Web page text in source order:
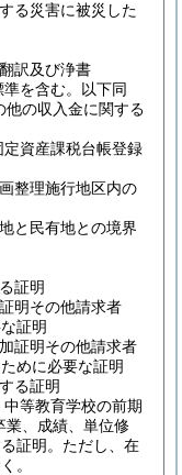
る災害に被災した
訳及び浄書
を含む。以下同
他の収入金に関する
定資産課税台帳登録
整理施行地区内の
と民有地との境界
証明
明その他請求者
証明
証明その他請求者
めに必要な証明
る証明
等教育学校の前期
業、成績、単位修
証明。 ただし、在
。